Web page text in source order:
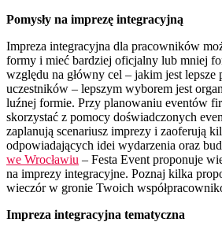
Pomysły na imprezę integracyjną
Impreza integracyjna dla pracowników
formy i mieć bardziej oficjalny lub mniej
względu na główny cel – jakim jest lepsze
uczestników – lepszym wyborem jest
luźnej formie. Przy planowaniu eventów
skorzystać z pomocy doświadczonych
zaplanują scenariusz imprezy i zaoferują
odpowiadających idei wydarzenia oraz
we Wrocławiu – Festa Event proponuje
na imprezy integracyjne. Poznaj kilka
wieczór w gronie Twoich
Impreza integracyjna tematyczna